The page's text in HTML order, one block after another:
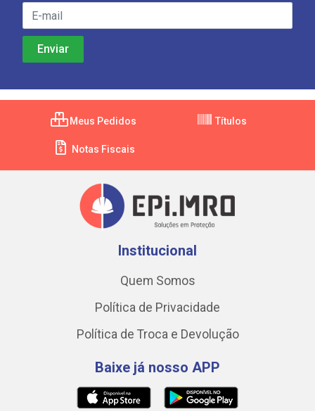
Meus Pedidos Títulos
Notas Fiscais
Institucional
Quem Somos
Política de Privacidade
Política de Troca e Devolução
Baixe já nosso APP